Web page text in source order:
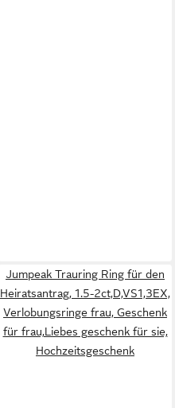
Jumpeak Trauring Ring für den
Heiratsantrag, 1.5-2ct,D,VS1,3EX,
Verlobungsringe frau, Geschenk
für frau,Liebes geschenk für sie,
Hochzeitsgeschenk